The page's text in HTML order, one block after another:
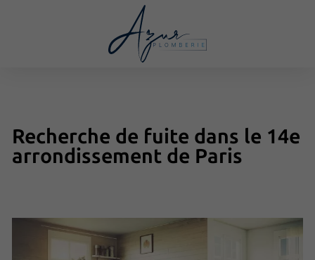
Recherche de fuite dans le 14e
arrondissement de Paris